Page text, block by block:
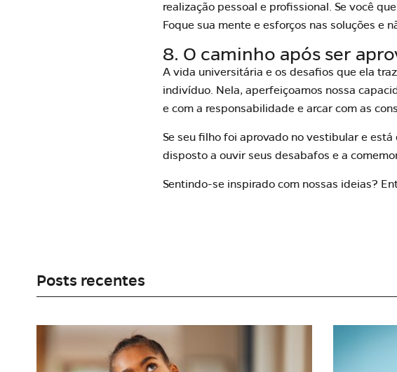
realização pessoal e profissional. Se você
Foque sua mente e esforços nas soluções e
8. O caminho após ser
A vida universitária e os desafios que ela
indivíduo. Nela, aperfeiçoamos nossa
e com a responsabilidade e arcar com as
Se seu filho foi aprovado no vestibular e
disposto a ouvir seus desabafos e a
Sentindo-se inspirado com nossas ideias?
Posts recentes